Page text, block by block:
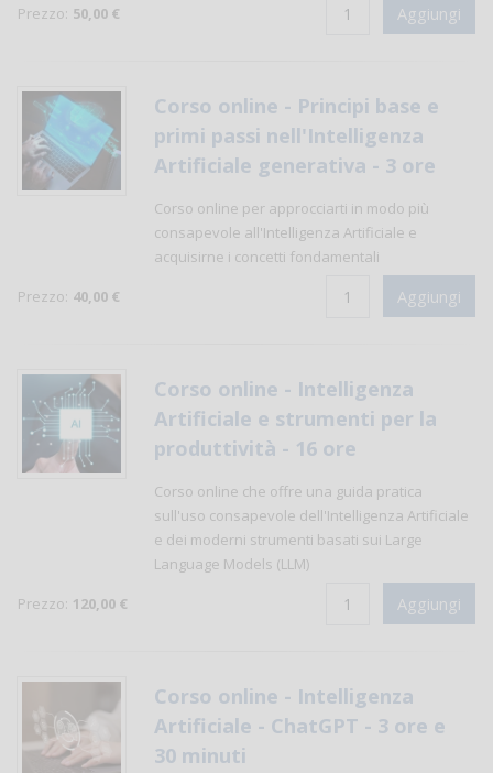
Prezzo: 50,00 €
Corso online - Principi base e
primi passi nell'Intelligenza
Artificiale generativa - 3 ore
Corso online per approcciarti in modo più
consapevole all'Intelligenza Artificiale e
acquisirne i concetti fondamentali
Prezzo: 40,00 €
Corso online - Intelligenza
Artificiale e strumenti per la
produttività - 16 ore
Corso online che offre una guida pratica
sull'uso consapevole dell'Intelligenza Artificiale
e dei moderni strumenti basati sui Large
Language Models (LLM)
Prezzo: 120,00 €
Corso online - Intelligenza
Artificiale - ChatGPT - 3 ore e
30 minuti